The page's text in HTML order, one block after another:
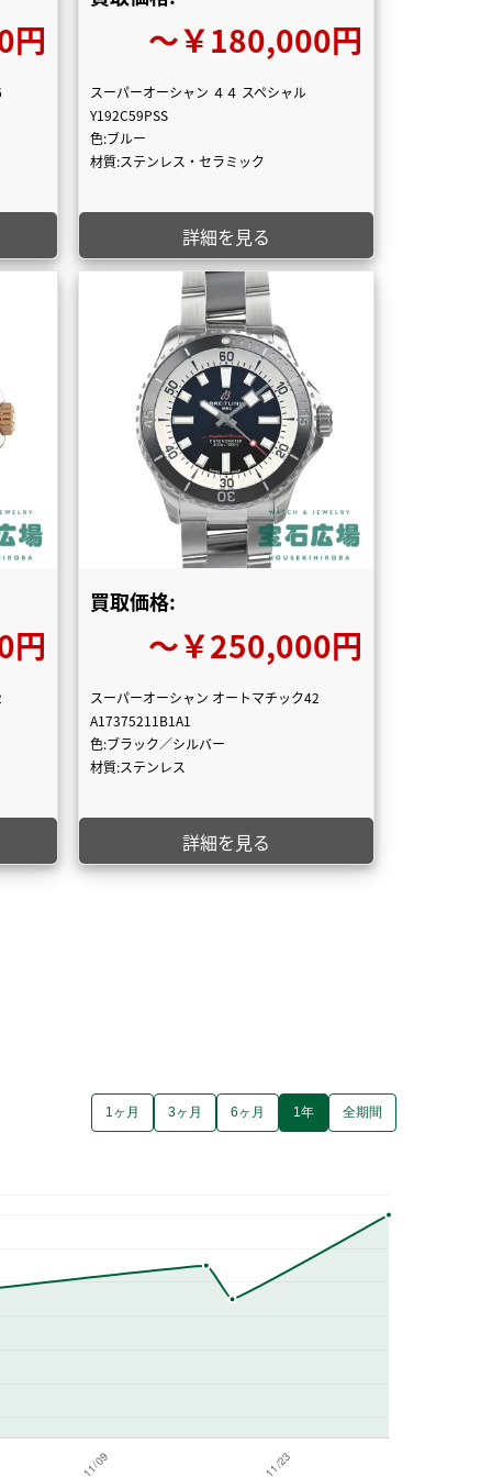
円 〜￥180,000円
スーパーオーシャン ４４ スペシャル
Y192C59PSS
色:ブルー
材質:ステンレス・セラミック
詳細を見る
円
買取価格:
〜￥250,000円
スーパーオーシャン オートマチック42
A17375211B1A1
色:ブラック／シルバー
材質:ステンレス
詳細を見る
1ヶ月 3ヶ月 6ヶ月 1年 全期間